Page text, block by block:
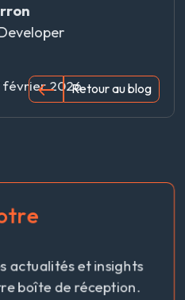
février 2026Retour au blog
actualités et insights
boîte de réception.